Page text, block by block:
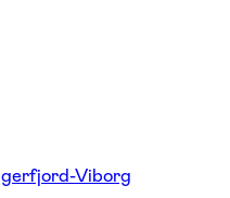
Viborg